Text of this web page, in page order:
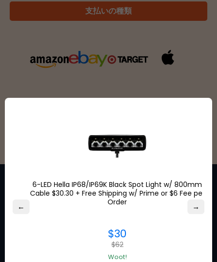
支払いの種類
別割引の機会についてオンライ
ンにとどまってください。
← →
6-LED Hella IP68/IP69K Black Spot Light w/ 800mm
Cable $30.30 + Free Shipping w/ Prime or $6 Fee per
Order
$30
$62
Woot!